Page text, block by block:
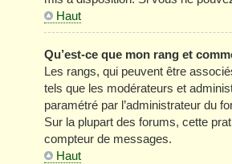
Haut
Qu’est-ce que mon rang et
Les rangs, qui peuvent être
tels que les modérateurs et
paramétré par l’administrateur du
Sur la plupart des forums, cette
compteur de messages.
Haut